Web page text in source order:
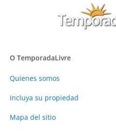
O TemporadaLivre
Quienes somos
Incluya su propiedad
Mapa del sitio